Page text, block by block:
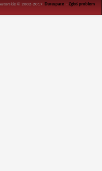
© 2002-2017 Duraspace -Zgłoś problem